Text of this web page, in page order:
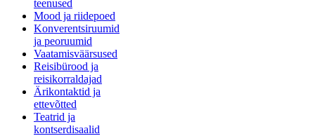
teenused
Mood ja riidepoed
Konverentsiruumid
ja peoruumid
Vaatamisväärsused
Reisibürood ja
reisikorraldajad
Ärikontaktid ja
ettevõtted
Teatrid ja
kontserdisaalid